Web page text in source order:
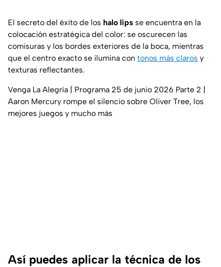
El secreto del éxito de los halo lips se encuentra en la
colocación estratégica del color: se oscurecen las
comisuras y los bordes exteriores de la boca, mientras
que el centro exacto se ilumina con tonos más claros y
texturas reflectantes.
Venga La Alegría | Programa 25 de junio 2026 Parte 2 |
Aaron Mercury rompe el silencio sobre Oliver Tree, los
mejores juegos y mucho más
Así puedes aplicar la técnica de los